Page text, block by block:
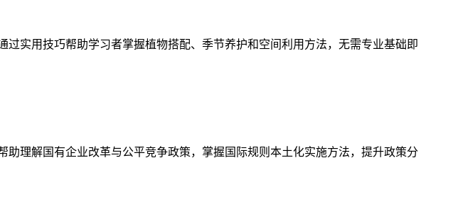
实用技巧帮助学习者掌握植物搭配、季节养护和空间利用方法，无需专业基础即
理解国有企业改革与公平竞争政策，掌握国际规则本土化实施方法，提升政策分